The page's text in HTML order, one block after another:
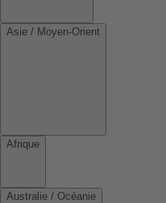
Asie / Moyen-Orient
Afrique
Australie / Océanie